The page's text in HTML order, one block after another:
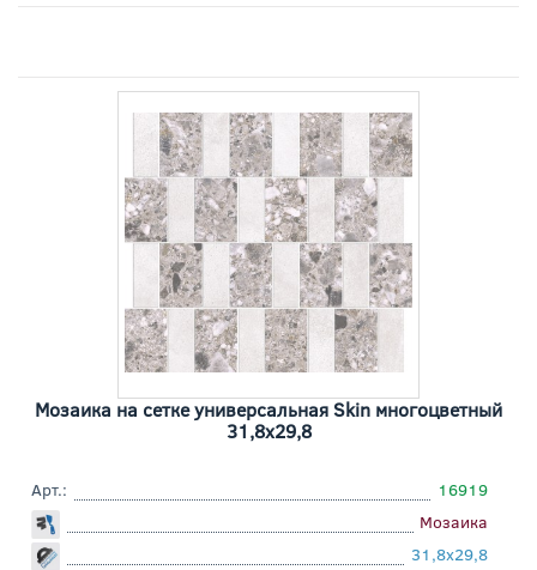
Мозаика на сетке универсальная Skin многоцветный
31,8x29,8
Арт.:
16919
Мозаика
31,8x29,8